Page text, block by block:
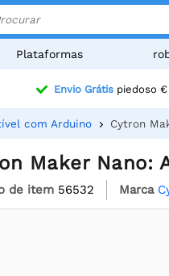
Plataformas
Envio Grátispiedoso €
com Arduino Cytron
Maker Nano:
de item 56532 Marca